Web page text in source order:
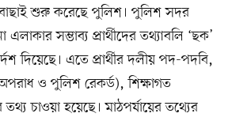
বাছাই শুরু করেছে পুলিশ। পুলিশ সদর
এলাকার সম্ভাব্য প্রার্থীদের তথ্যাবলি ‘ছক’
দিয়েছে। এতে প্রার্থীর দলীয় পদ-পদবি,
ও পুলিশ রেকর্ড), শিক্ষাগত
চাওয়া হয়েছে। মাঠপর্যায়ের তথ্যের